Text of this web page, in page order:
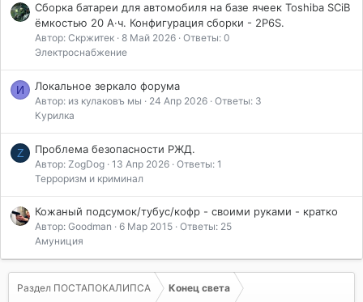
Сборка батареи для автомобиля на базе ячеек Toshiba SCiB
ёмкостью 20 А·ч. Конфигурация сборки - 2P6S.
Автор: Скржитек 8 Май 2026 Ответы: 0
Электроснабжение
И Локальное зеркало форума
Автор: из кулаковъ мы 24 Апр 2026 Ответы: 3
Курилка
Z Проблема безопасности РЖД.
Автор: ZogDog 13 Апр 2026 Ответы: 1
Терроризм и криминал
Кожаный подсумок/тубус/кофр - своими руками - кратко
Автор: Goodman 6 Мар 2015 Ответы: 25
Амуниция
Раздел ПОСТАПОКАЛИПСА Конец света